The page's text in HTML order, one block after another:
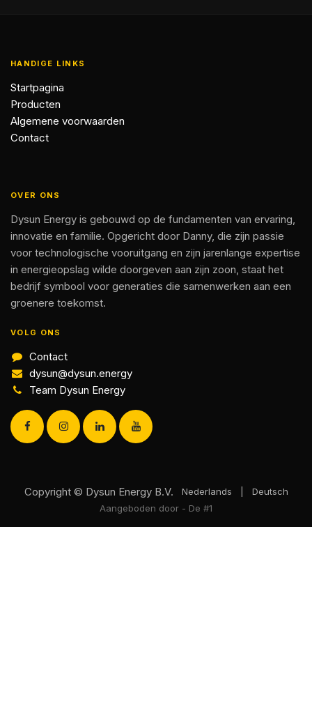
HANDIGE LINKS
Startpagina
Producten
Algemene voorwaarden
Contact
OVER ONS
Dysun Energy is gebouwd op de fundamenten van ervaring,
innovatie en familie. Opgericht door Danny, die zijn passie
voor technologische vooruitgang en zijn jarenlange expertise
in energieopslag wilde doorgeven aan zijn zoon, staat het
bedrijf symbool voor generaties die samenwerken aan een
groenere toekomst.
VOLG ONS
Contact
dysun@dysun.energy
Team Dysun Energy
Copyright © Dysun Energy B.V. Nederlands
Deutsch
Aangeboden door - De #1